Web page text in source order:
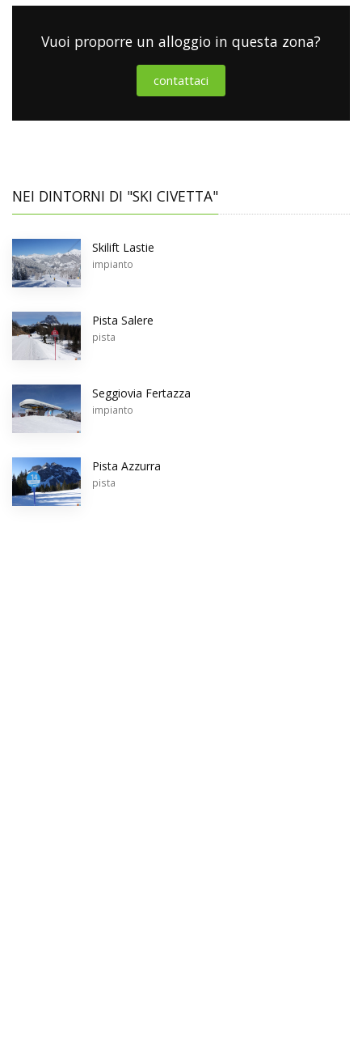
Vuoi proporre un alloggio in questa zona?
contattaci
NEI DINTORNI DI "SKI CIVETTA"
Skilift Lastie
impianto
Pista Salere
pista
Seggiovia Fertazza
impianto
Pista Azzurra
pista